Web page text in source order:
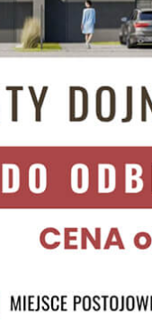
inwestycje świadczą o
dla nich
prowadzonych przez nas